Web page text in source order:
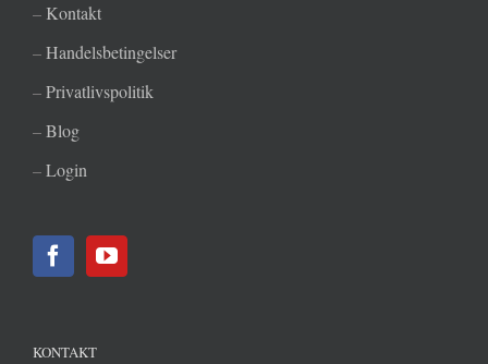
– Kontakt
–Handelsbetingelser
–Privatlivspolitik
–Blog
–Login
KONTAKT